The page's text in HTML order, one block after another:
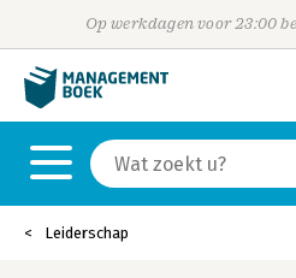
Op werkdagen voor 23:00
Leiderschap